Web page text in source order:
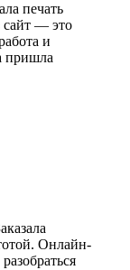
печать
сайт — это
и
пришла
Онлайн-